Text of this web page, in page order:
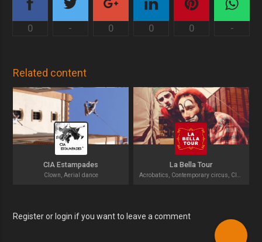
0 - 0 0 0 -
Related content
CIA Estampades
Clown, Aerial dance
La Bella Tour
Acrobatics, Contemporary circus, Clown
Register or login if you want to leave a comment